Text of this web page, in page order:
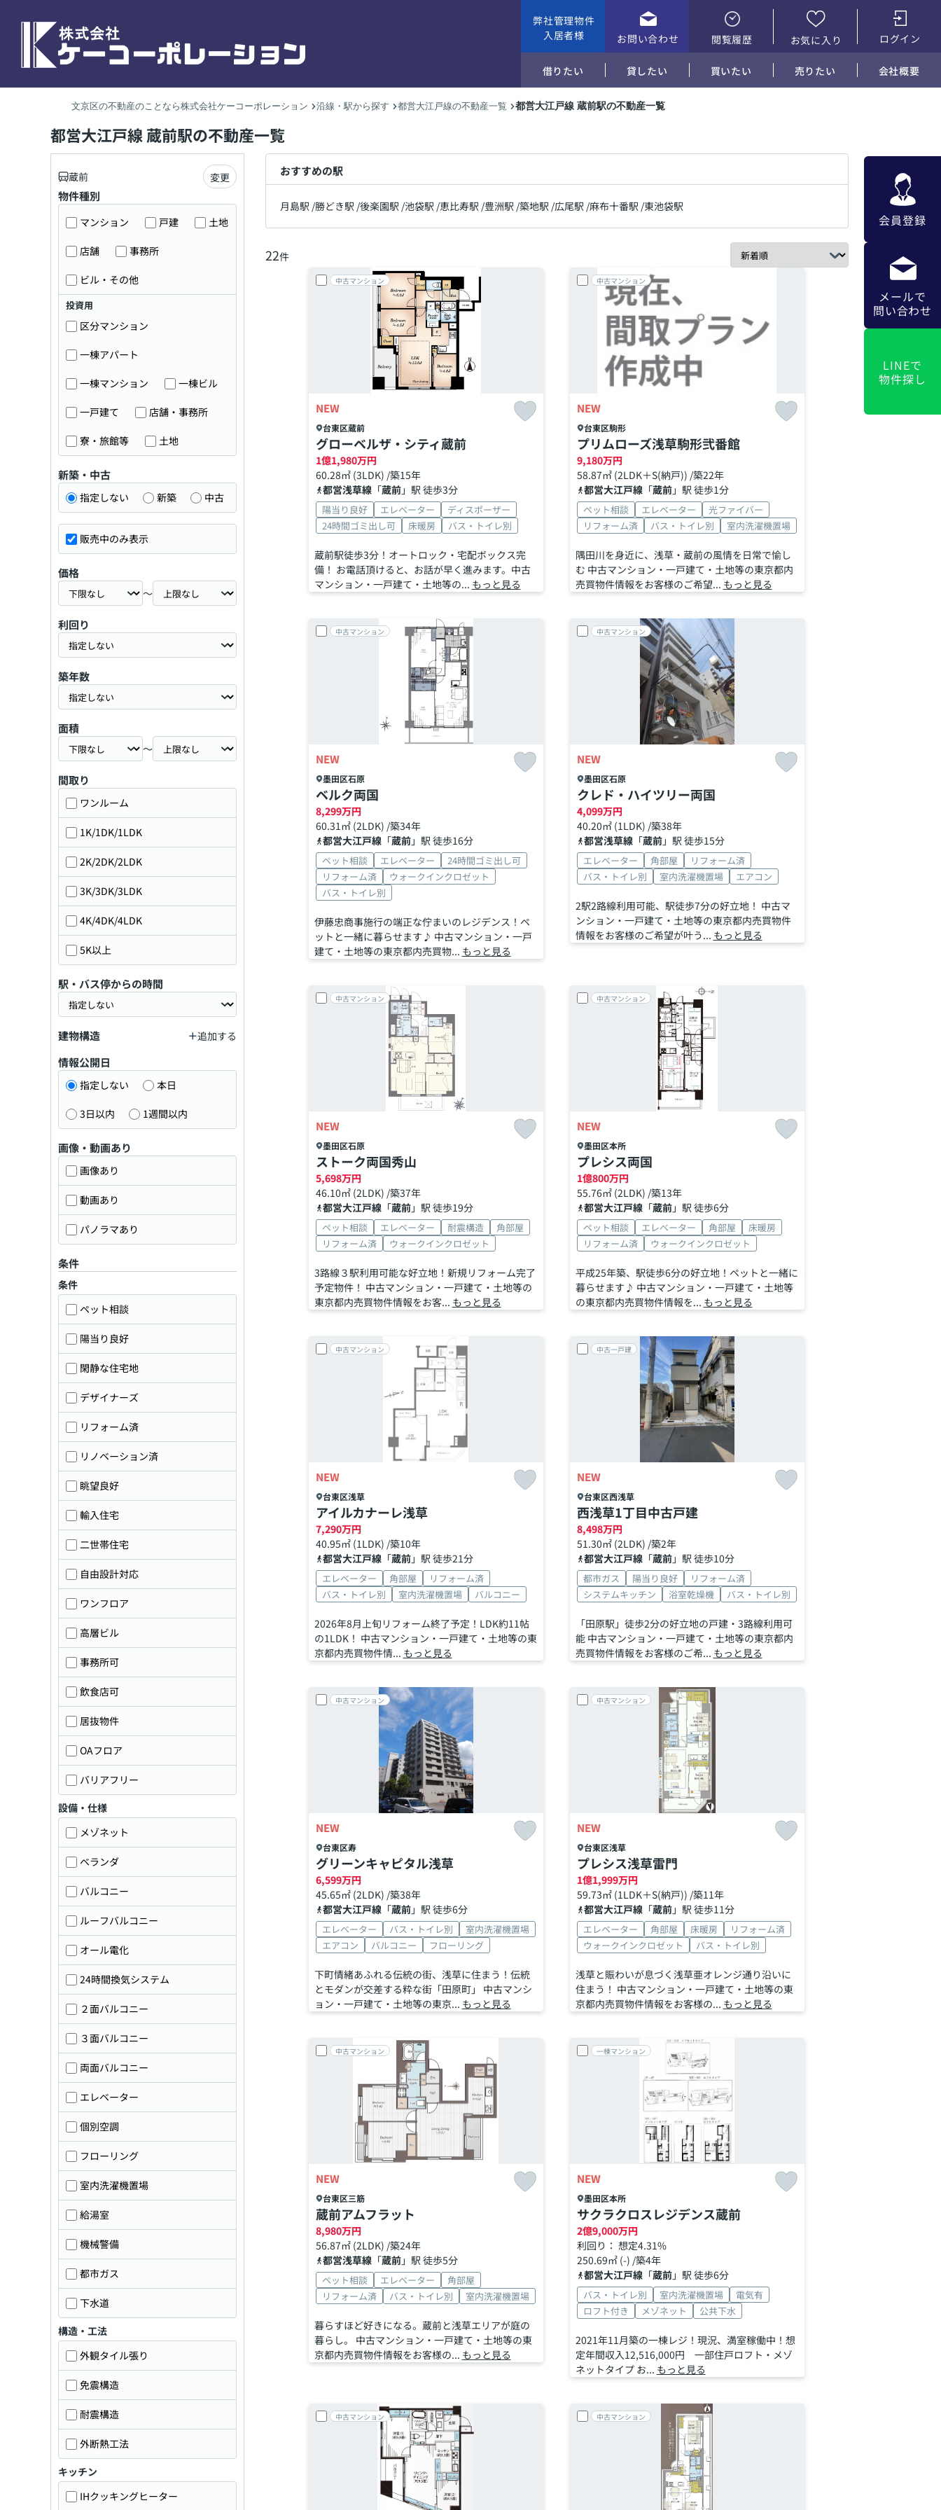
弊社管理物件
入居者様
お問い合わせ 閲覧履歴 お気に入り ログイン
借りたい 貸したい 買いたい 売りたい 会社概要
会員登録
メールで
問い合わせ
LINEで
物件探し
文京区の不動産のことなら株式会社ケーコーポレーション 沿線・駅から探す 都営大江戸線の不動産一覧 都営大江戸線 蔵前駅の不動産一覧
都営大江戸線 蔵前駅の不動産一覧
おすすめの駅
月島駅 /勝どき駅 /後楽園駅 /池袋駅 /恵比寿駅 /豊洲駅 /築地駅 /広尾駅 /麻布十番駅 /東池袋駅
22件
中古マンション
NEW
台東区蔵前
グローベルザ・シティ蔵前
1億1,980万円
60.28㎡ (3LDK) /築15年
都営浅草線「蔵前」駅 徒歩3分
陽当り良好 エレベーター
ディスポーザー
24時間ゴミ出し可
床暖房 バス・トイレ別
蔵前駅徒歩3分！オートロック・宅配ボックス完
備！ お電話頂けると、お話が早く進みます。中古
マンション・一戸建て・土地等の... もっと見る
中古マンション
NEW
台東区駒形
プリムローズ浅草駒形弐番館
9,180万円
58.87㎡ (2LDK＋S(納戸)) /築22年
都営大江戸線「蔵前」駅 徒歩1分
ペット相談 エレベーター
光ファイバー
リフォーム済
バス・トイレ別 室内洗濯機置場
隅田川を身近に、浅草・蔵前の風情を日常で愉し
む 中古マンション・一戸建て・土地等の東京都内
売買物件情報をお客様のご希望... もっと見る
中古マンション
NEW
墨田区石原
ベルク両国
8,299万円
60.31㎡ (2LDK) /築34年
都営大江戸線「蔵前」駅 徒歩16分
ペット相談 エレベーター
24時間ゴミ出し可
リフォーム済
ウォークインクロゼット
バス・トイレ別
伊藤忠商事施行の端正な佇まいのレジデンス！ペ
ットと一緒に暮らせます♪ 中古マンション・一戸
建て・土地等の東京都内売買物... もっと見る
中古マンション
NEW
墨田区石原
クレド・ハイツリー両国
4,099万円
40.20㎡ (1LDK) /築38年
都営浅草線「蔵前」駅 徒歩15分
エレベーター 角部屋
リフォーム済
バス・トイレ別
室内洗濯機置場 エアコン
2駅2路線利用可能、駅徒歩7分の好立地！ 中古マ
ンション・一戸建て・土地等の東京都内売買物件
情報をお客様のご希望が叶う... もっと見る
中古マンション
NEW
墨田区石原
ストーク両国秀山
5,698万円
46.10㎡ (2LDK) /築37年
都営大江戸線「蔵前」駅 徒歩19分
ペット相談 エレベーター 耐震構造
角部屋
リフォーム済
ウォークインクロゼット
3路線３駅利用可能な好立地！新規リフォーム完了
予定物件！ 中古マンション・一戸建て・土地等の
東京都内売買物件情報をお客... もっと見る
中古マンション
NEW
墨田区本所
プレシス両国
1億800万円
55.76㎡ (2LDK) /築13年
都営大江戸線「蔵前」駅 徒歩6分
ペット相談 エレベーター 角部屋
床暖房
リフォーム済
ウォークインクロゼット
平成25年築、駅徒歩6分の好立地！ペットと一緒に
暮らせます♪ 中古マンション・一戸建て・土地等
の東京都内売買物件情報を... もっと見る
中古マンション
NEW
台東区浅草
アイルカナーレ浅草
7,290万円
40.95㎡ (1LDK) /築10年
都営大江戸線「蔵前」駅 徒歩21分
エレベーター 角部屋
リフォーム済
バス・トイレ別
室内洗濯機置場 バルコニー
2026年8月上旬リフォーム終了予定！LDK約11帖
の1LDK！ 中古マンション・一戸建て・土地等の東
京都内売買物件情... もっと見る
中古一戸建
NEW
台東区西浅草
西浅草1丁目中古戸建
8,498万円
51.30㎡ (2LDK) /築2年
都営大江戸線「蔵前」駅 徒歩10分
都市ガス 陽当り良好
リフォーム済
システムキッチン
浴室乾燥機 バス・トイレ別
「田原駅」徒歩2分の好立地の戸建・3路線利用可
能 中古マンション・一戸建て・土地等の東京都内
売買物件情報をお客様のご希... もっと見る
中古マンション
NEW
台東区寿
グリーンキャピタル浅草
6,599万円
45.65㎡ (2LDK) /築38年
都営大江戸線「蔵前」駅 徒歩6分
エレベーター バス・トイレ別
室内洗濯機置場
エアコン
バルコニー フローリング
下町情緒あふれる伝統の街、浅草に住まう！伝統
とモダンが交差する粋な街「田原町」 中古マンシ
ョン・一戸建て・土地等の東京... もっと見る
中古マンション
NEW
台東区浅草
プレシス浅草雷門
1億1,999万円
59.73㎡ (1LDK＋S(納戸)) /築11年
都営大江戸線「蔵前」駅 徒歩11分
エレベーター 角部屋 床暖房
リフォーム済
ウォークインクロゼット
バス・トイレ別
浅草と賑わいが息づく浅草亜オレンジ通り沿いに
住まう！ 中古マンション・一戸建て・土地等の東
京都内売買物件情報をお客様の... もっと見る
中古マンション
NEW
台東区三筋
蔵前アムフラット
8,980万円
56.87㎡ (2LDK) /築24年
都営浅草線「蔵前」駅 徒歩5分
ペット相談 エレベーター
角部屋
リフォーム済
バス・トイレ別 室内洗濯機置場
暮らすほど好きになる。蔵前と浅草エリアが庭の
暮らし。 中古マンション・一戸建て・土地等の東
京都内売買物件情報をお客様の... もっと見る
一棟マンション
NEW
墨田区本所
サクラクロスレジデンス蔵前
2億9,000万円
利回り： 想定4.31%
250.69㎡ (-) /築4年
都営大江戸線「蔵前」駅 徒歩6分
バス・トイレ別 室内洗濯機置場
電気有
ロフト付き
メゾネット 公共下水
2021年11月築の一棟レジ！現況、満室稼働中！想
定年間収入12,516,000円 一部住戸ロフト・メゾ
ネットタイプ お... もっと見る
中古マンション 中古マンション
蔵前 変更
物件種別
マンション 戸建 土地
店舗 事務所
ビル・その他
投資用
区分マンション
一棟アパート
一棟マンション 一棟ビル
一戸建て 店舗・事務所
寮・旅館等 土地
新築・中古
指定しない 新築 中古
販売中のみ表示
価格
～
利回り
築年数
面積
～
間取り
ワンルーム
1K/1DK/1LDK
2K/2DK/2LDK
3K/3DK/3LDK
4K/4DK/4LDK
5K以上
駅・バス停からの時間
建物構造 追加する
情報公開日
指定しない 本日
3日以内 1週間以内
画像・動画あり
画像あり
動画あり
パノラマあり
条件
条件
ペット相談
陽当り良好
閑静な住宅地
デザイナーズ
リフォーム済
リノベーション済
眺望良好
輸入住宅
二世帯住宅
自由設計対応
ワンフロア
高層ビル
事務所可
飲食店可
居抜物件
OAフロア
バリアフリー
設備・仕様
メゾネット
ベランダ
バルコニー
ルーフバルコニー
オール電化
24時間換気システム
２面バルコニー
３面バルコニー
両面バルコニー
エレベーター
個別空調
フローリング
室内洗濯機置場
給湯室
機械警備
都市ガス
下水道
構造・工法
外観タイル張り
免震構造
耐震構造
外断熱工法
キッチン
IHクッキングヒーター